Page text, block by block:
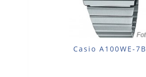
Casio A100WE-7B